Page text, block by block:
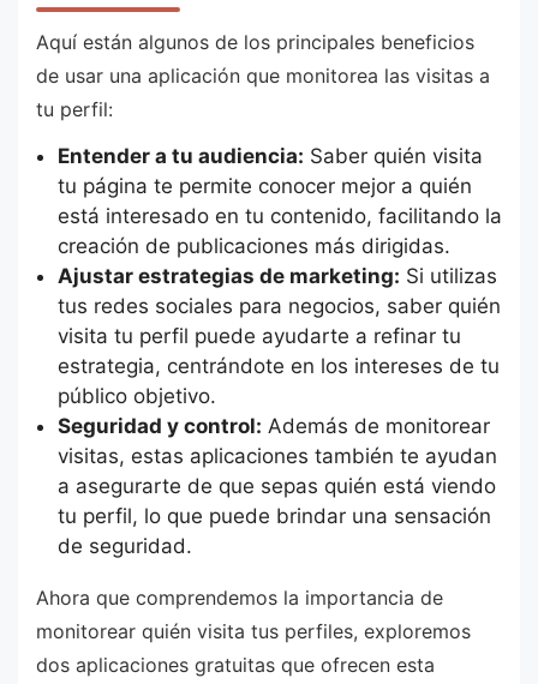
Aquí están algunos de los principales beneficios
de usar una aplicación que monitorea las visitas a
tu perfil:
Entender a tu audiencia: Saber quién visita
tu página te permite conocer mejor a quién
está interesado en tu contenido, facilitando la
creación de publicaciones más dirigidas.
Ajustar estrategias de marketing: Si utilizas
tus redes sociales para negocios, saber quién
visita tu perfil puede ayudarte a refinar tu
estrategia, centrándote en los intereses de tu
público objetivo.
Seguridad y control: Además de monitorear
visitas, estas aplicaciones también te ayudan
a asegurarte de que sepas quién está viendo
tu perfil, lo que puede brindar una sensación
de seguridad.
Ahora que comprendemos la importancia de
monitorear quién visita tus perfiles, exploremos
dos aplicaciones gratuitas que ofrecen esta